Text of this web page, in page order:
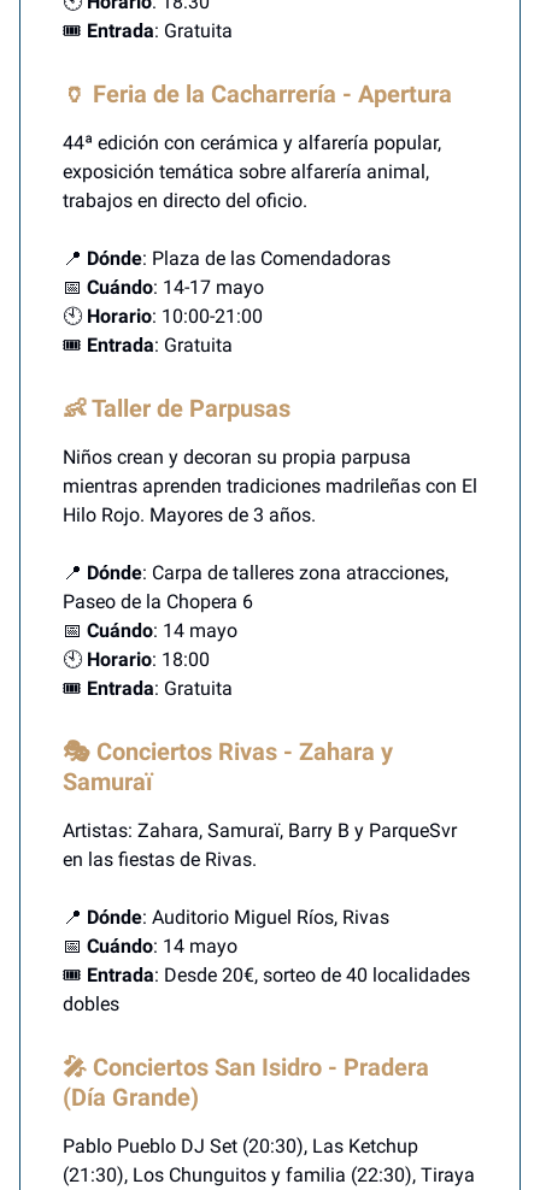
🎟️ Entrada: Gratuita
🏺 Feria de la Cacharrería - Apertura
44ª edición con cerámica y alfarería popular,
exposición temática sobre alfarería animal,
trabajos en directo del oficio.
📍 Dónde: Plaza de las Comendadoras
📅 Cuándo: 14-17 mayo
🕙 Horario: 10:00-21:00
🎟️ Entrada: Gratuita
👶 Taller de Parpusas
Niños crean y decoran su propia parpusa
mientras aprenden tradiciones madrileñas con El
Hilo Rojo. Mayores de 3 años.
📍 Dónde: Carpa de talleres zona atracciones,
Paseo de la Chopera 6
📅 Cuándo: 14 mayo
🕙 Horario: 18:00
🎟️ Entrada: Gratuita
🎭 Conciertos Rivas - Zahara y
Samuraï
Artistas: Zahara, Samuraï, Barry B y ParqueSvr
en las fiestas de Rivas.
📍 Dónde: Auditorio Miguel Ríos, Rivas
📅 Cuándo: 14 mayo
🎟️ Entrada: Desde 20€, sorteo de 40 localidades
dobles
🎤 Conciertos San Isidro - Pradera
(Día Grande)
Pablo Pueblo DJ Set (20:30), Las Ketchup
(21:30), Los Chunguitos y familia (22:30), Tiraya